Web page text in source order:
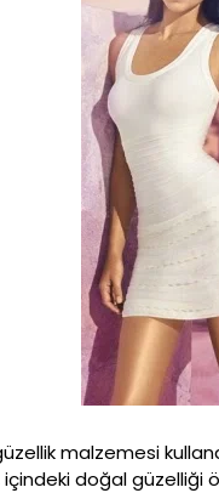
malzemesi
doğal güzelliği